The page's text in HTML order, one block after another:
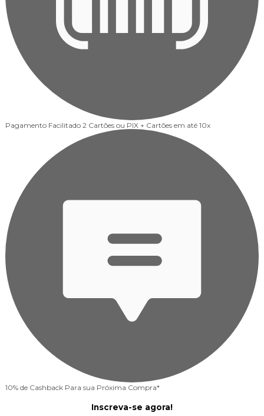
Pagamento Facilitado 2 Cartões ou PIX + Cartões em até 10x
10% de Cashback Para sua Próxima Compra*
Inscreva-se agora!